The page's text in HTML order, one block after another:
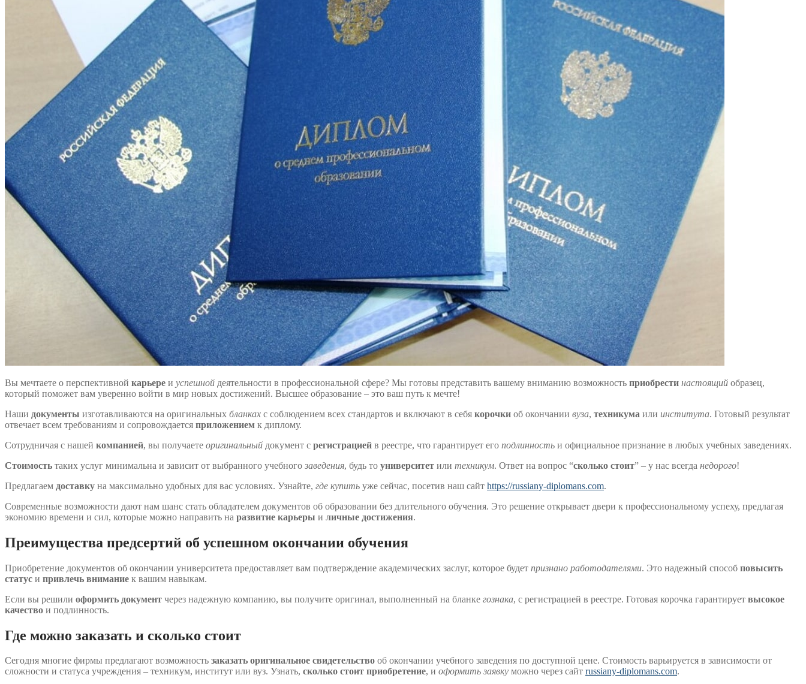
Вы мечтаете о перспективной карьере и успешной деятельности в профессиональной сфере? Мы готовы представить вашему вниманию возможность приобрести настоящий образец,
который поможет вам уверенно войти в мир новых достижений. Высшее образование – это ваш путь к мечте!
Наши документы изготавливаются на оригинальных бланках с соблюдением всех стандартов и включают в себя корочки об окончании вуза, техникума или института. Готовый результат
отвечает всем требованиям и сопровождается приложением к диплому.
Сотрудничая с нашей компанией, вы получаете оригинальный документ с регистрацией в реестре, что гарантирует его подлинность и официальное признание в любых учебных заведениях.
Стоимость таких услуг минимальна и зависит от выбранного учебного заведения, будь то университет или техникум. Ответ на вопрос “сколько стоит” – у нас всегда недорого!
Предлагаем доставку на максимально удобных для вас условиях. Узнайте, где купить уже сейчас, посетив наш сайт https://russiany-diplomans.com.
Современные возможности дают нам шанс стать обладателем документов об образовании без длительного обучения. Это решение открывает двери к профессиональному успеху, предлагая
экономию времени и сил, которые можно направить на развитие карьеры и личные достижения.
Преимущества предсертий об успешном окончании обучения
Приобретение документов об окончании университета предоставляет вам подтверждение академических заслуг, которое будет признано работодателями. Это надежный способ повысить
статус и привлечь внимание к вашим навыкам.
Если вы решили оформить документ через надежную компанию, вы получите оригинал, выполненный на бланке гознака, с регистрацией в реестре. Готовая корочка гарантирует высокое
качество и подлинность.
Где можно заказать и сколько стоит
Сегодня многие фирмы предлагают возможность заказать оригинальное свидетельство об окончании учебного заведения по доступной цене. Стоимость варьируется в зависимости от
сложности и статуса учреждения – техникум, институт или вуз. Узнать, сколько стоит приобретение, и оформить заявку можно через сайт russiany-diplomans.com.